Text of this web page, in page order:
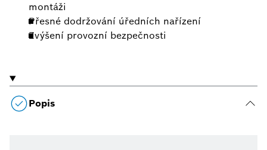
montáži
Přesné dodržování úředních nařízení
Zvýšení provozní bezpečnosti
Popis